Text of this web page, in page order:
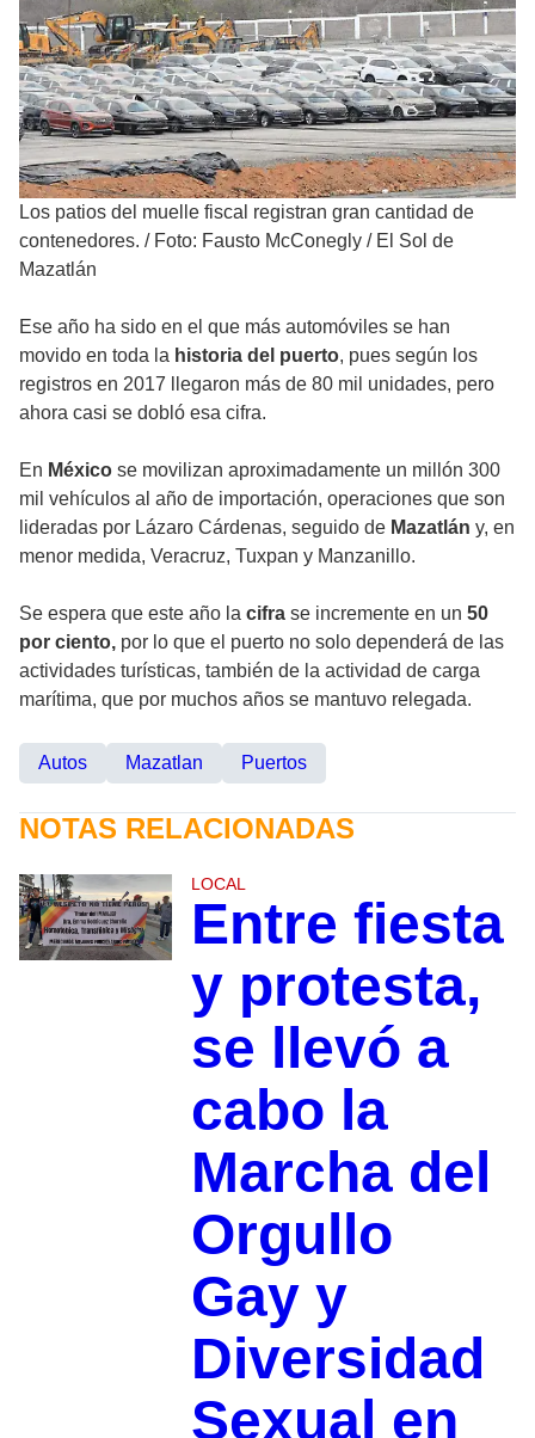
Los patios del muelle fiscal registran gran cantidad de
contenedores. / Foto: Fausto McConegly / El Sol de
Mazatlán
Ese año ha sido en el que más automóviles se han
movido en toda la historia del puerto, pues según los
registros en 2017 llegaron más de 80 mil unidades, pero
ahora casi se dobló esa cifra.
En México se movilizan aproximadamente un millón 300
mil vehículos al año de importación, operaciones que son
lideradas por Lázaro Cárdenas, seguido de Mazatlán y, en
menor medida, Veracruz, Tuxpan y Manzanillo.
Se espera que este año la cifra se incremente en un 50
por ciento, por lo que el puerto no solo dependerá de las
actividades turísticas, también de la actividad de carga
marítima, que por muchos años se mantuvo relegada.
Autos Mazatlan Puertos
NOTAS RELACIONADAS
LOCAL
Entre fiesta
y protesta,
se llevó a
cabo la
Marcha del
Orgullo
Gay y
Diversidad
Sexual en